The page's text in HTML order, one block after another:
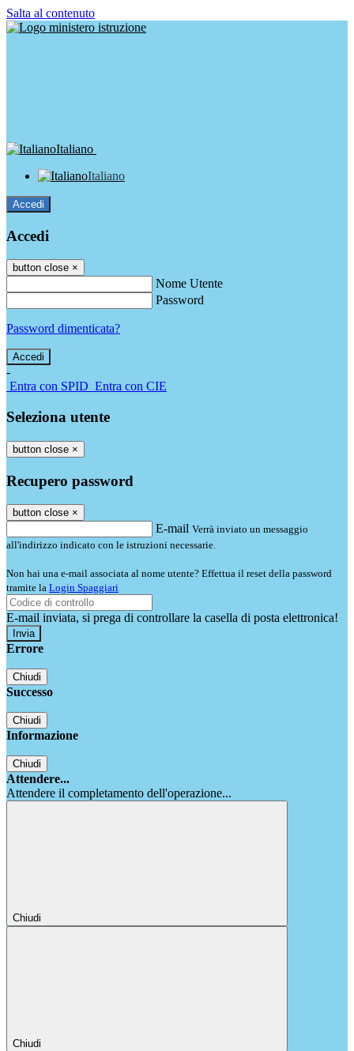
Salta al contenuto
Italiano
Italiano
Accedi
Accedi
button close ×
Nome Utente
Password
Password dimenticata?
-
Entra con SPID Entra con CIE
Seleziona utente
button close ×
Recupero password
button close ×
E-mail Verrà inviato un messaggio
all'indirizzo indicato con le istruzioni necessarie.
Non hai una e-mail associata al nome utente? Effettua il reset della password
tramite la Login Spaggiari
E-mail inviata, si prega di controllare la casella di posta elettronica!
Errore
Chiudi
Successo
Chiudi
Informazione
Chiudi
Attendere...
Attendere il completamento dell'operazione...
Chiudi
Chiudi